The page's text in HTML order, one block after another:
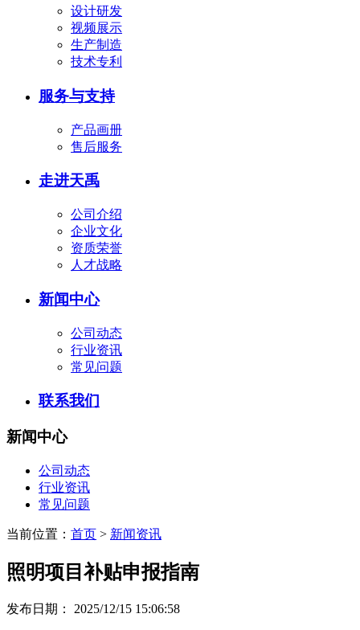
设计研发
视频展示
生产制造
技术专利
服务与支持
产品画册
售后服务
走进天禹
公司介绍
企业文化
资质荣誉
人才战略
新闻中心
公司动态
行业资讯
常见问题
联系我们
新闻中心
公司动态
行业资讯
常见问题
当前位置： 首页 > 新闻资讯
照明项目补贴申报指南
发布日期： 2025/12/15 15:06:58